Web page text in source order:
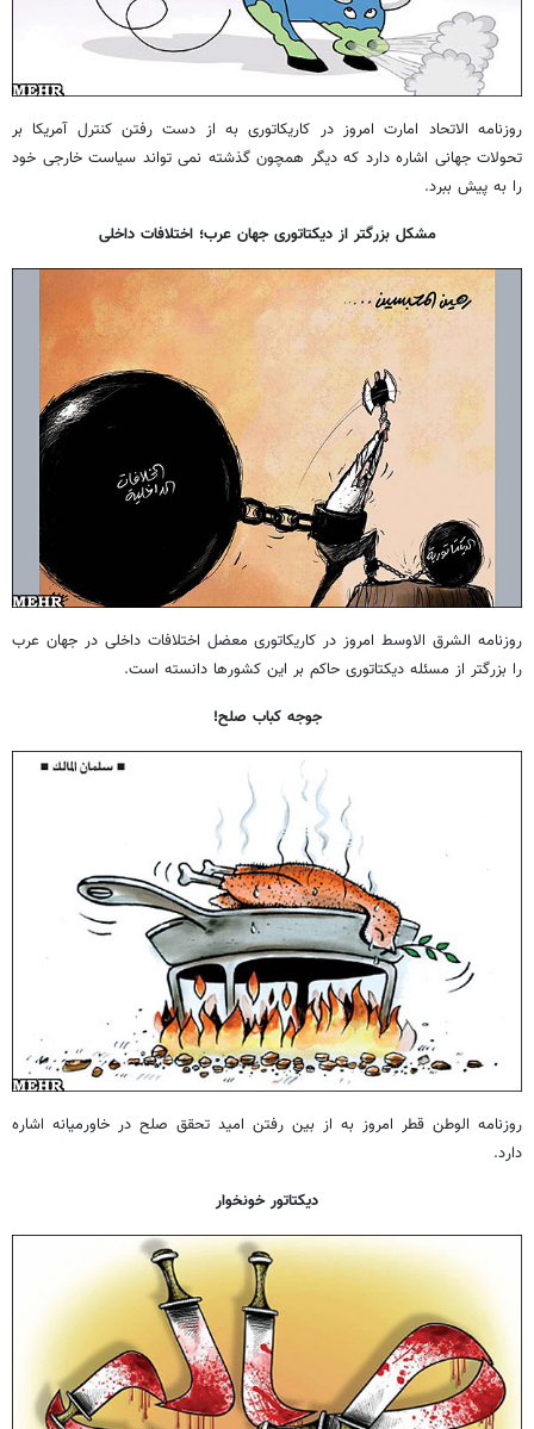
روزنامه الاتحاد امارت امروز در کاریکاتوری به از دست رفتن کنترل آمریکا بر
تحولات جهانی اشاره دارد که دیگر همچون گذشته نمی تواند سیاست خارجی خود
را به پیش ببرد.
مشکل بزرگتر از دیکتاتوری جهان عرب؛ اختلافات داخلی
روزنامه الشرق الاوسط امروز در کاریکاتوری معضل اختلافات داخلی در جهان عرب
را بزرگتر از مسئله دیکتاتوری حاکم بر این کشورها دانسته است.
جوجه کباب صلح!
روزنامه الوطن قطر امروز به از بین رفتن امید تحقق صلح در خاورمیانه اشاره
دارد.
دیکتاتور خونخوار